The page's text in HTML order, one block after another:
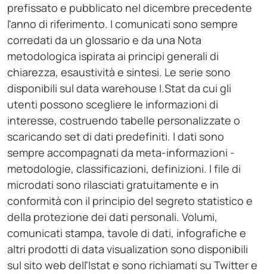
prefissato e pubblicato nel dicembre precedente
l'anno di riferimento. I comunicati sono sempre
corredati da un glossario e da una Nota
metodologica ispirata ai principi generali di
chiarezza, esaustività e sintesi. Le serie sono
disponibili sul data warehouse I.Stat da cui gli
utenti possono scegliere le informazioni di
interesse, costruendo tabelle personalizzate o
scaricando set di dati predefiniti. I dati sono
sempre accompagnati da meta-informazioni -
metodologie, classificazioni, definizioni. I file di
microdati sono rilasciati gratuitamente e in
conformità con il principio del segreto statistico e
della protezione dei dati personali. Volumi,
comunicati stampa, tavole di dati, infografiche e
altri prodotti di data visualization sono disponibili
sul sito web dell'Istat e sono richiamati su Twitter e